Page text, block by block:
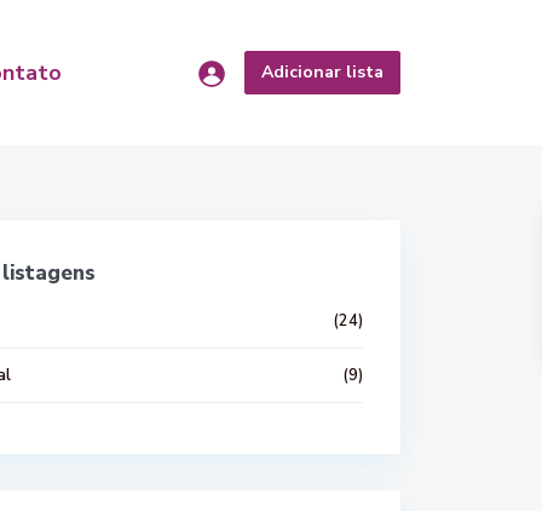
Adicionar lista
(24)
(9)